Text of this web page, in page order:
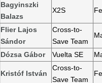
Bagyinszki
Balazs
X2S
Flier Lajos
Sándor
Cross-to-
Save Team
Dózsa Gábor Vuelta SE
Kristóf István
Cross-to-
Save Team